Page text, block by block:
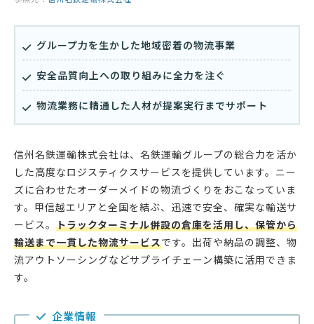
グループ力を生かした地域密着の物流事業
安全品質向上への取り組みに全力を注ぐ
物流業務に精通した人材が提案実行までサポート
信州名鉄運輸株式会社は、名鉄運輸グループの総合力を活か
した高度なロジスティクスサービスを提供しています。ニー
ズに合わせたオーダーメイドの物流づくりをおこなっていま
す。甲信越エリアと全国を結ぶ、迅速で安全、確実な輸送サ
ービス。 トラックターミナル併設の倉庫を活用し、保管から
輸送まで一貫した物流サービスです。出荷や納品の調整、物
流アウトソーシングなどサプライチェーン構築に活用できま
す。
企業情報